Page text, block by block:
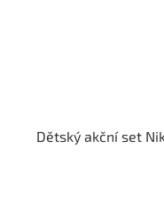
Dětský akční set